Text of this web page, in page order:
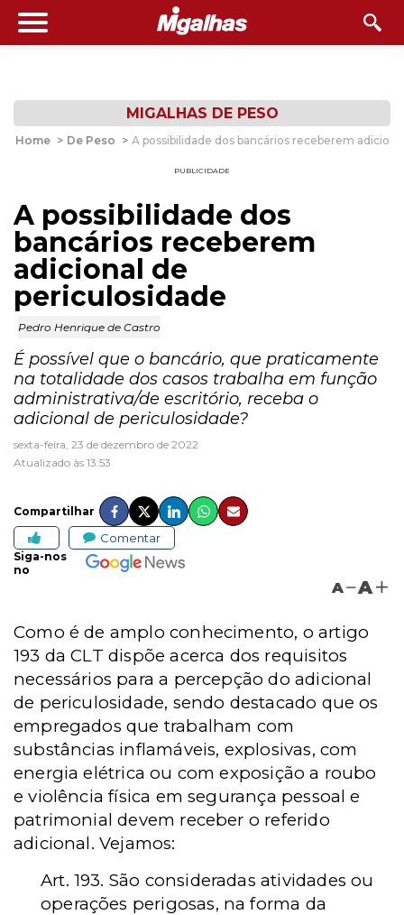
MIGALHAS DE PESO
Home > De Peso > A possibilidade dos bancários receberem
PUBLICIDADE
A possibilidade dos
bancários receberem
adicional de
periculosidade
Pedro Henrique de Castro
É possível que o bancário, que praticamente
na totalidade dos casos trabalha em função
administrativa/de escritório, receba o
adicional de periculosidade?
sexta-feira, 23 de dezembro de 2022
Atualizado às 13:53
Compartilhar
Comentar
Siga-nos
no
A A
Como é de amplo conhecimento, o artigo
193 da CLT dispõe acerca dos requisitos
necessários para a percepção do adicional
de periculosidade, sendo destacado que os
empregados que trabalham com
substâncias inflamáveis, explosivas, com
energia elétrica ou com exposição a roubo
e violência física em segurança pessoal e
patrimonial devem receber o referido
adicional. Vejamos:
Art. 193. São consideradas atividades ou
operações perigosas, na forma da